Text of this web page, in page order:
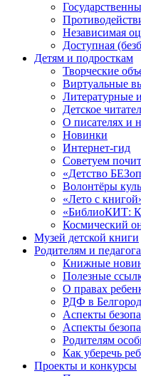
Независимая
Доступная
Детям и подросткам
Творческие
Виртуальные
Литературные
Детское
О писателях и
Новинки
Интернет-гид
Советуем
«Детство
Волонтёры
«Лето с
«БиблиоКИТ:
Космический
Музей детской книги
Родителям и
Книжные
Полезные
О правах
РДФ в
Аспекты
Аспекты
Родителям
Как уберечь
Проекты и конкурсы